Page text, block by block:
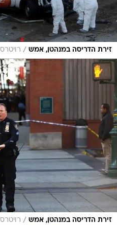
זירת הדריסה במנהטן, אמש / רויטרס
זירת הדריסה במנהטן, אמש / רויטרס